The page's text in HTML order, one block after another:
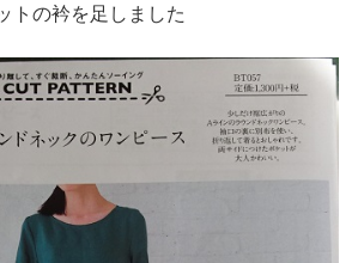
トの衿を足しました